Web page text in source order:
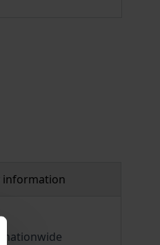
information
nationwide